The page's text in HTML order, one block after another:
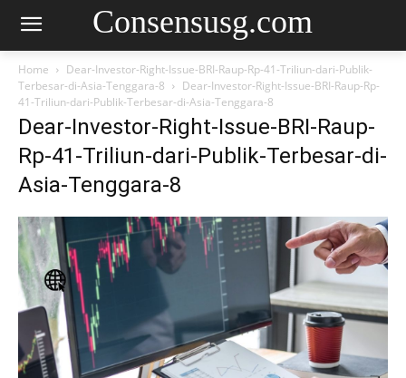
Consensusg.com
Home
Dear-Investor-Right-Issue-BRI-Raup-Rp-41-Triliun-dari-Publik-
Terbesar-di-Asia-Tenggara-8
Dear-Investor-Right-Issue-BRI-Raup-Rp-
41-Triliun-dari-Publik-Terbesar-di-Asia-Tenggara-8
Dear-Investor-Right-Issue-BRI-Raup-
Rp-41-Triliun-dari-Publik-Terbesar-di-
Asia-Tenggara-8